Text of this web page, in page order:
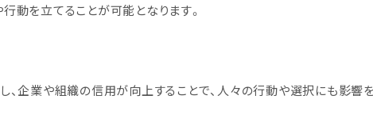
動を立てることが可能となります。
企業や組織の信用が向上することで、人々の行動や選択にも影響